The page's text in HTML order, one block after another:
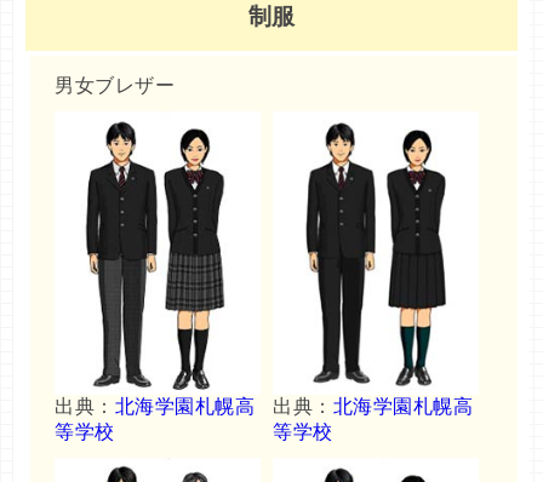
制服
男女ブレザー
出典： 北海学園札幌高
等学校
出典： 北海学園札幌高
等学校